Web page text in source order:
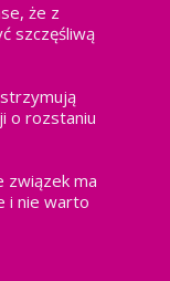
że z
szczęśliwą
o rozstaniu
związek ma
i nie warto